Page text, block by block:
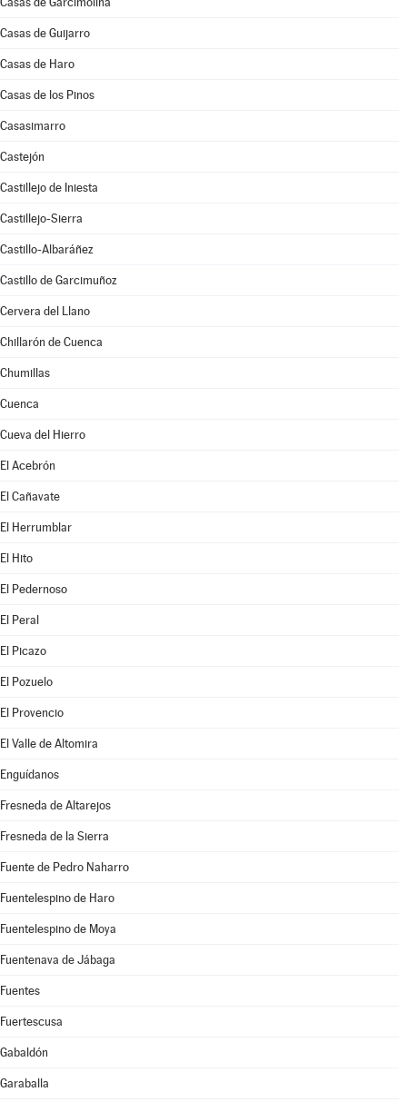
Casas de Guijarro
Casas de Haro
Casas de los Pinos
Casasimarro
Castejón
Castillejo de Iniesta
Castillejo-Sierra
Castillo-Albaráñez
Castillo de Garcimuñoz
Cervera del Llano
Chillarón de Cuenca
Chumillas
Cuenca
Cueva del Hierro
El Acebrón
El Cañavate
El Herrumblar
El Hito
El Pedernoso
El Peral
El Picazo
El Pozuelo
El Provencio
El Valle de Altomira
Enguídanos
Fresneda de Altarejos
Fresneda de la Sierra
Fuente de Pedro Naharro
Fuentelespino de Haro
Fuentelespino de Moya
Fuentenava de Jábaga
Fuentes
Fuertescusa
Gabaldón
Garaballa